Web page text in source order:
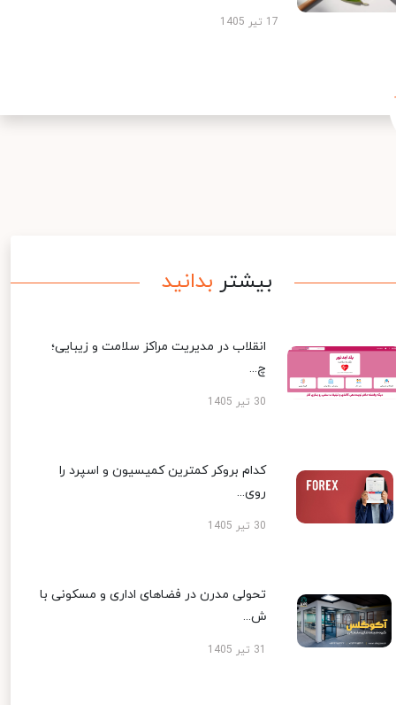
17 تیر 1405
بیشتر بدانید
انقلاب در مدیریت مراکز سلامت و زیبایی؛
چ...
30 تیر 1405
کدام بروکر کمترین کمیسیون و اسپرد را
روی...
30 تیر 1405
تحولی مدرن در فضاهای اداری و مسکونی با
ش...